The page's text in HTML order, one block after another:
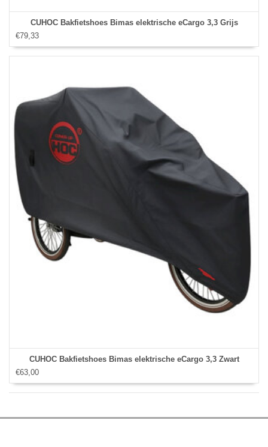
CUHOC Bakfietshoes Bimas elektrische eCargo 3,3 Grijs
€79,33
CUHOC Bakfietshoes Bimas elektrische eCargo 3,3 Zwart
€63,00